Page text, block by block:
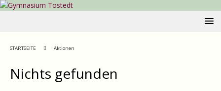
STARTSEITE Aktionen
Nichts gefunden